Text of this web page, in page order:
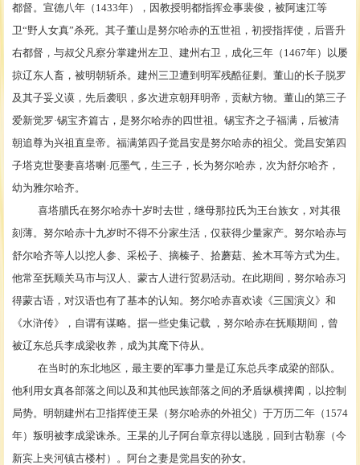
都督。 宣德八年（ 1433年），因教授明都指挥佥事裴俊 ，被阿速江等
卫“野人女真”杀死。其子董山是努尔哈赤的五世祖，初授指挥使，后晋升
右都督，与叔父凡察分掌建州左卫 、建州右卫， 成化三年（ 1467年）以屡
掠辽东人畜，被明朝斩杀。建州三卫遭到明军残酷征剿。董山的长子脱罗
及其子妥义谟，先后袭职，多次进京朝拜明帝，贡献方物。董山的第三子
爱新觉罗·锡宝齐篇古 ，是努尔哈赤的四世祖。锡宝齐之子福满，后被清
朝追尊为兴祖直皇帝。福满第四子觉昌安是努尔哈赤的祖父。觉昌安第四
子塔克世娶妻喜塔喇 · 厄墨气，生三子，长为努尔哈赤，次为舒尔哈齐 ，
幼为雅尔哈齐。
喜塔腊氏在努尔哈赤十岁时去世，继母那拉氏为王台族女，对其很
刻薄。努尔哈赤十九岁时不得不分家生活，仅获得少量家产。努尔哈赤与
舒尔哈齐等人以挖人参、采松子、摘榛子、拾蘑菇、捡木耳等方式为生。
他常至抚顺关马市与汉人、 蒙古人 进行贸易活动。在此期间，努尔哈赤习
得蒙古语 ，对汉语也有了基本的认知。努尔哈赤喜欢读《三国演义 》和
《水浒传》，自谓有谋略。据一些史集记载
，努尔哈赤在抚顺期间，曾
被辽东总兵李成梁收养，成为其麾下侍从。
在当时的东北地区 ，最主要的军事力量是辽东总兵李成梁的部队。
他利用女真各部落之间以及和其他民族部落之间的矛盾纵横捭阖，以控制
局势。明朝建州右卫指挥使王杲 （努尔哈赤的外祖父）于万历二年（ 1574
年）叛明被李成梁诛杀。王杲的儿子阿台章京得以逃脱，回到古勒寨（今
新宾上夹河镇古楼村）。阿台之妻是觉昌安的孙女。